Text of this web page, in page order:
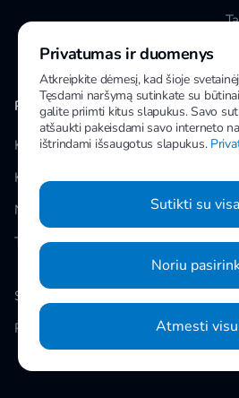
PAPILDOMA INFORMACIJA
Klubai
Kainos
Naujienos
Taisyklės
Slapukų nustatymai
Privatumo politika
Privatumas ir duomenys
Atkreipkite dėmesį, kad šioje
Tęsdami naršymą sutinkate su
galite priimti kitus slapukus. Savo
atšaukti pakeisdami savo interneto
ištrindami išsaugotus slapukus.
Sutikti su
Noriu
Atmesti